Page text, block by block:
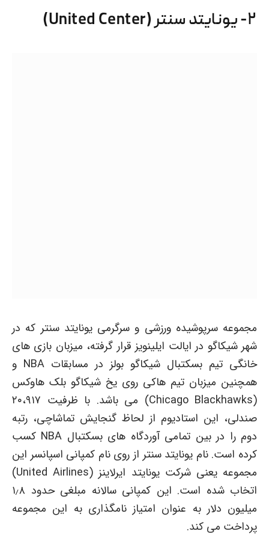
۲- یونایتد سنتر (United Center)
مجموعه سرپوشیده ورزشی و سرگرمی یونایتد سنتر که در
شهر شیکاگو در ایالت ایلینویز قرار گرفته، میزبان بازی های
خانگی تیم بسکتبال شیکاگو بولز در مسابقات NBA و
همچنین میزبان تیم هاکی روی یخ شیکاگو بلک هاوکس
(Chicago Blackhawks) می باشد. با ظرفیت ۲۰،۹۱۷
صندلی، این استادیوم از لحاظ گنجایش تماشاچی، رتبه
دوم را در بین تمامی آوردگاه های بسکتبال NBA کسب
کرده است. نام یونایتد سنتر از روی نام کمپانی اسپانسر این
مجموعه یعنی شرکت یونایتد ایرلاینز (United Airlines)
اتخاب شده است. این کمپانی سالانه مبلغی حدود ۱٫۸
میلیون دلار به عنوان امتیاز نامگذاری به این مجموعه
پرداخت می کند.